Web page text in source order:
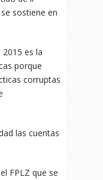
sostiene en
es la
porque
corruptas
las cuentas
FPLZ que se